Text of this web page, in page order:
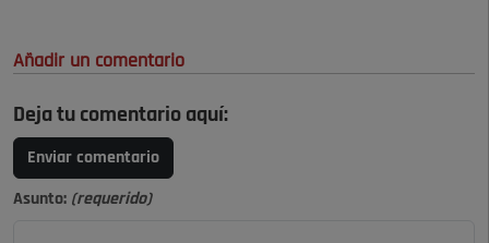
Añadir un comentario
Deja tu comentario aquí:
Enviar comentario
Asunto: (requerido)